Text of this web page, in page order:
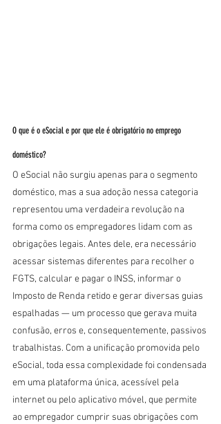
O que é o eSocial e por que ele é obrigatório no emprego
doméstico?
O eSocial não surgiu apenas para o segmento
doméstico, mas a sua adoção nessa categoria
representou uma verdadeira revolução na
forma como os empregadores lidam com as
obrigações legais. Antes dele, era necessário
acessar sistemas diferentes para recolher o
FGTS, calcular e pagar o INSS, informar o
Imposto de Renda retido e gerar diversas guias
espalhadas — um processo que gerava muita
confusão, erros e, consequentemente, passivos
trabalhistas. Com a unificação promovida pelo
eSocial, toda essa complexidade foi condensada
em uma plataforma única, acessível pela
internet ou pelo aplicativo móvel, que permite
ao empregador cumprir suas obrigações com